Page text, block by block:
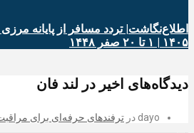
۱۴۰۵ | ۱ تا ۲۰ صفر ۱۴۴۸
دیدگاه‌های اخیر در لند فان
dayo در ترفندهای حرفه‌ای برای مراقبت